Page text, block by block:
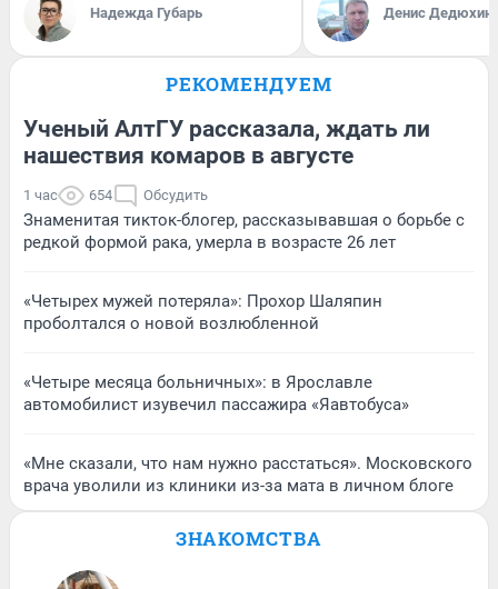
Надежда Губарь Денис Дедюхин
РЕКОМЕНДУЕМ
Ученый АлтГУ рассказала, ждать ли
нашествия комаров в августе
1 час 654 Обсудить
Знаменитая тикток-блогер, рассказывавшая о борьбе с
редкой формой рака, умерла в возрасте 26 лет
«Четырех мужей потеряла»: Прохор Шаляпин
проболтался о новой возлюбленной
«Четыре месяца больничных»: в Ярославле
автомобилист изувечил пассажира «Яавтобуса»
«Мне сказали, что нам нужно расстаться». Московского
врача уволили из клиники из-за мата в личном блоге
ЗНАКОМСТВА